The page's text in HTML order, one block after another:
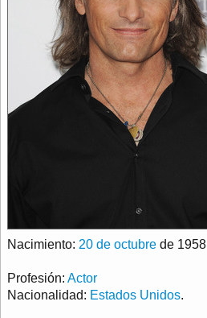
Nacimiento: 20 de octubre de 1958
Profesión: Actor
Nacionalidad: Estados Unidos.